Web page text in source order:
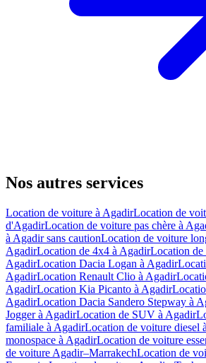
Nos autres services
Location de voiture à AgadirLocation de
d'AgadirLocation de voiture pas chère à
à Agadir sans cautionLocation de voiture
AgadirLocation de 4x4 à AgadirLocation de
AgadirLocation Dacia Logan à Agadir
AgadirLocation Renault Clio à Agadir
AgadirLocation Kia Picanto à Agadir
AgadirLocation Dacia Sandero Stepway à
Jogger à AgadirLocation de SUV à Agadir
familiale à AgadirLocation de voiture diesel
monospace à AgadirLocation de voiture
de voiture Agadir–MarrakechLocation de